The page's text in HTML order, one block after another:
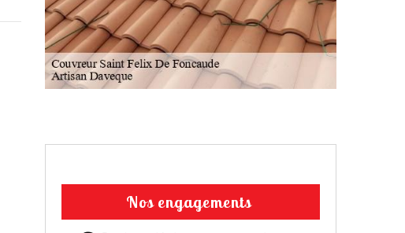
Nos engagements